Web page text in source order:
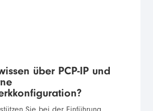
über PCP-IP und